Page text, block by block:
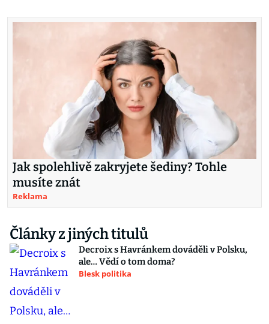
Jak spolehlivě zakryjete šediny? Tohle
musíte znát
Reklama
Články z jiných titulů
Decroix s Havránkem dováděli v Polsku,
ale… Vědí o tom doma?
Blesk politika